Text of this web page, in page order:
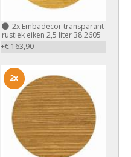
2xEmbadecor transparant
rustiek eiken 2,5 liter 38.2605
+€ 163,90
2x